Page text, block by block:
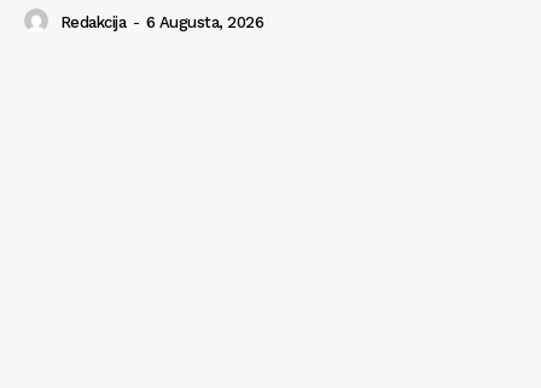
Redakcija - 6 Augusta, 2026